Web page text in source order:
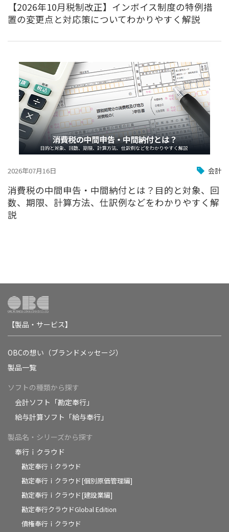
【2026年10月税制改正】インボイス制度の特例措
置の変更点と対応策についてわかりやすく解説
2026年07月16日 会計
消費税の中間申告・中間納付とは？目的と対象、回
数、期限、計算方法、仕訳例などをわかりやすく解
説
【製品・サービス】
OBCの想い（ブランドメッセージ）
製品一覧
ソフトの種類から探す
会計ソフト「勘定奉行」
給与計算ソフト「給与奉行」
製品名・シリーズから探す
奉行ｉクラウド
勘定奉行ｉクラウド
勘定奉行ｉクラウド[個別原価管理編]
勘定奉行ｉクラウド[建設業編]
勘定奉行クラウドGlobal Edition
債権奉行ｉクラウド